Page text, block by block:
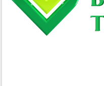
Thống nhất danh sách giới thiệu ứng
cử đại biểu Quốc hội khoá XVI và đại
biểu HĐND tỉnh Đắk Lắk, nhiệm kỳ